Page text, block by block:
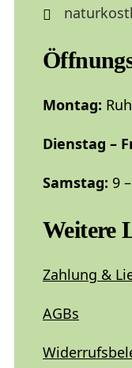
Montag:
Dienstag –
Samstag: 9
Weitere
Zahlung &
AGBs